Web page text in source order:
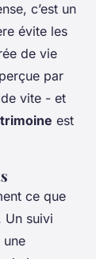
c’est un
évite les
de vie
par
vite - et
est
ce que
Un suivi
une